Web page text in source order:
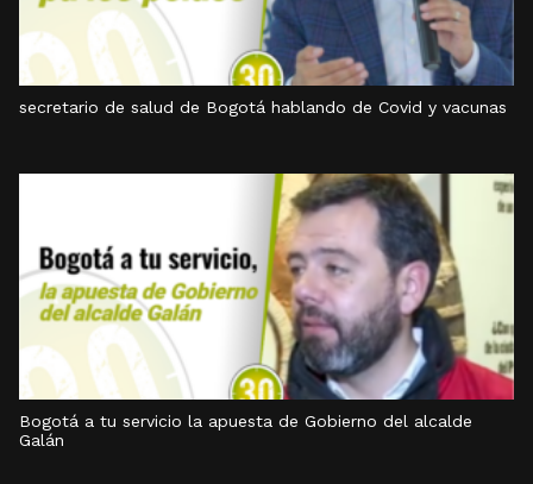
secretario de salud de Bogotá hablando de Covid y vacunas
Bogotá a tu servicio la apuesta de Gobierno del alcalde
Galán